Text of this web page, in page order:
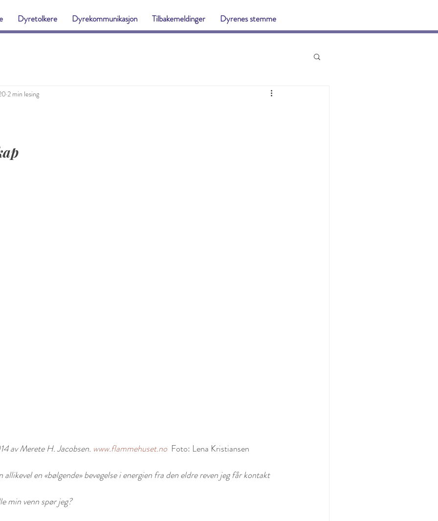
Dyretolkere Dyrekommunikasjon Tilbakemeldinger Dyrenes stemme
2 min lesing
av Merete H. Jacobsen. www.flammehuset.no
  Foto: Lena Kristiansen
allikevel en «bølgende» bevegelse i energien fra den eldre reven jeg får kontakt
min venn spør jeg?